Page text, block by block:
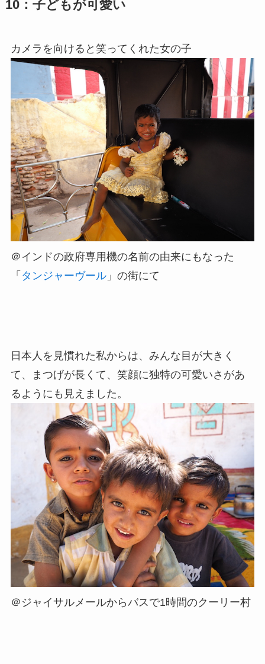
10：子どもが可愛い
カメラを向けると笑ってくれた女の子
＠インドの政府専用機の名前の由来にもなった
「 タンジャーヴール」の街にて
日本人を見慣れた私からは、みんな目が大きく
て、まつげが長くて、笑顔に独特の可愛いさがあ
るようにも見えました。
＠ジャイサルメールからバスで1時間のクーリー村